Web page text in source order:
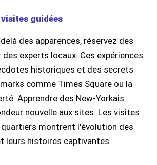
guidées
des apparences, réservez des
experts locaux. Ces expériences
historiques et des secrets
comme Times Square ou la
Apprendre des New-Yorkais
nouvelle aux sites. Les visites
montrent l'évolution des
leurs histoires captivantes.